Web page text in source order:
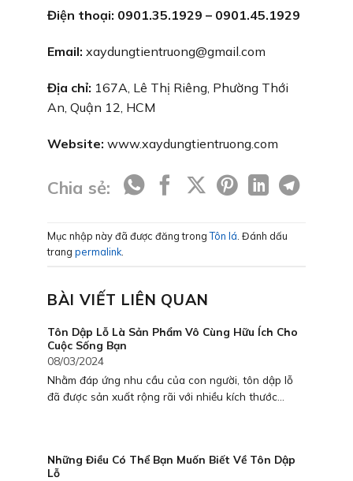
Điện thoại: 0901.35.1929 – 0901.45.1929
Email: xaydungtientruong@gmail.com
Địa chỉ: 167A, Lê Thị Riêng, Phường Thới
An, Quận 12, HCM
Website: www.xaydungtientruong.com
Chia sẻ:
Mục nhập này đã được đăng trongTôn lá . Đánh dấu
trang permalink
BÀI VIẾT LIÊN QUAN
Tôn Dập Lỗ Là Sản Phẩm Vô Cùng Hữu Ích Cho
Cuộc Sống Bạn
08/03/2024
Nhằm đáp ứng nhu cầu của con người, tôn dập lỗ
đã được sản xuất rộng rãi với nhiều kích thước...
Những Điều Có Thể Bạn Muốn Biết Về Tôn Dập
Lỗ